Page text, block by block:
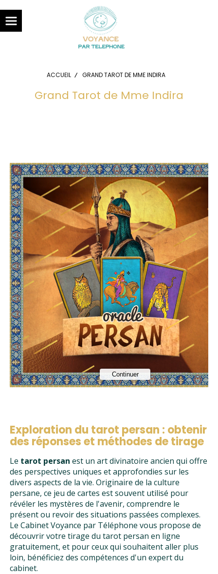
ACCUEIL GRAND TAROT DE MME INDIRA
Grand Tarot de Mme Indira
Exploration du tarot persan : obtenir
des réponses et méthodes de tirage
Le tarot persan est un art divinatoire ancien qui offre
des perspectives uniques et approfondies sur les
divers aspects de la vie. Originaire de la culture
persane, ce jeu de cartes est souvent utilisé pour
révéler les mystères de l'avenir, comprendre le
présent ou revoir des situations passées complexes.
Le Cabinet Voyance par Téléphone vous propose de
découvrir votre tirage du tarot persan en ligne
gratuitement, et pour ceux qui souhaitent aller plus
loin, bénéficiez des compétences d'un expert du
cabinet.